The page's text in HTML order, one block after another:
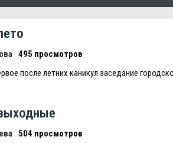
495 просмотров
после летних каникул заседание
504 просмотров